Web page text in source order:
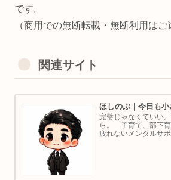
です。
（商用での無断転載・無断利用はご
関連サイト
ほしのぶ｜今日も
完璧じゃなくていい
ら。 子育て、部下
疲れないメンタルサ